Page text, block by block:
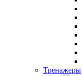
Тренажеры